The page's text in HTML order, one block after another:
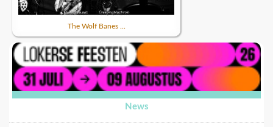
The Wolf Banes ...
News